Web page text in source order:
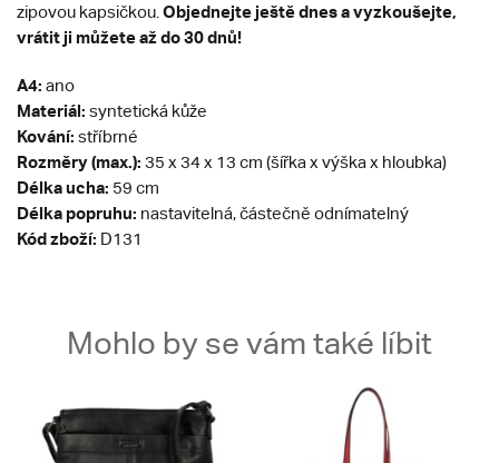
zipovou kapsičkou. Objednejte ještě dnes a vyzkoušejte,
vrátit ji můžete až do 30 dnů!
A4: ano
Materiál: syntetická kůže
Kování: stříbrné
Rozměry (max.): 35 x 34 x 13 cm (šířka x výška x hloubka)
Délka ucha: 59 cm
Délka popruhu: nastavitelná, částečně odnímatelný
Kód zboží: D131
Mohlo by se vám také líbit